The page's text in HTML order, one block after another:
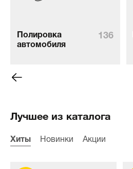
Полировка
автомобиля
136
Лучшее из каталога
Хиты Новинки Акции